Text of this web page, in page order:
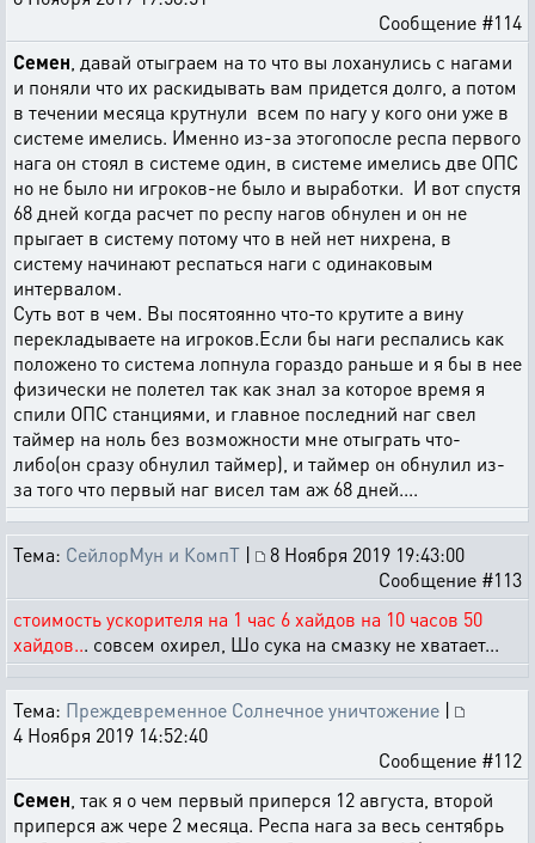
Сообщение #114
Семен , давай отыграем на то что вы лоханулись с нагами
и поняли что их раскидывать вам придется долго, а потом
в течении месяца крутнули всем по нагу у кого они уже в
системе имелись. Именно из-за этогопосле респа первого
нага он стоял в системе один, в системе имелись две ОПС
но не было ни игроков-не было и выработки. И вот спустя
68 дней когда расчет по респу нагов обнулен и он не
прыгает в систему потому что в ней нет нихрена, в
систему начинают респаться наги с одинаковым
интервалом.
Суть вот в чем. Вы посятоянно что-то крутите а вину
перекладываете на игроков.Если бы наги респались как
положено то система лопнула гораздо раньше и я бы в нее
физически не полетел так как знал за которое время я
спили ОПС станциями, и главное последний наг свел
таймер на ноль без возможности мне отыграть что-
либо(он сразу обнулил таймер), и таймер он обнулил из-
за того что первый наг висел там аж 68 дней....
Тема: СейлорМун и КомпТ |
8 Ноября 2019 19:43:00
Сообщение #113
стоимость ускорителя на 1 час 6 хайдов на 10 часов 50
хайдов... совсем охирел, Шо сука на смазку не хватает...
Тема: Преждевременное Солнечное уничтожение |
4 Ноября 2019 14:52:40
Сообщение #112
Семен , так я о чем первый приперся 12 августа, второй
приперся аж чере 2 месяца. Респа нага за весь сентябрь